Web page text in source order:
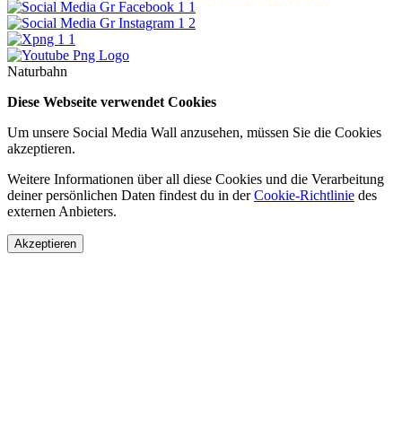
Naturbahn
Diese Webseite verwendet Cookies
Um unsere Social Media Wall anzusehen, müssen Sie die Cookies
akzeptieren.
Weitere Informationen über all diese Cookies und die Verarbeitung
deiner persönlichen Daten findest du in derCookie-Richtlinie des
externen Anbieters.
Akzeptieren